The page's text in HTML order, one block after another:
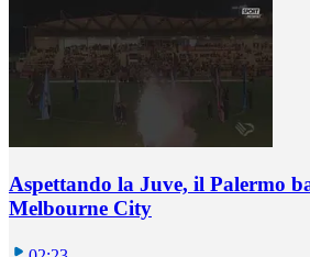
Aspettando la Juve, il Palermo
Melbourne City